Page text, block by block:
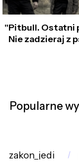
"Pitbull. Ostatni
Nie zadzieraj z
Popularne
zakon_jedi